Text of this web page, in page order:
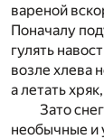
вареной
Поначалу
гулять
возле хлева
а летать
Зато
необычные и